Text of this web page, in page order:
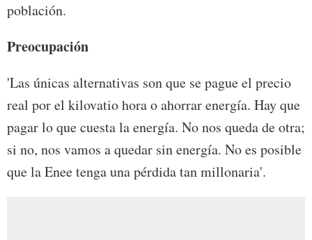
población.
Preocupación
'Las únicas alternativas son que se pague el precio
real por el kilovatio hora o ahorrar energía. Hay que
pagar lo que cuesta la energía. No nos queda de otra;
si no, nos vamos a quedar sin energía. No es posible
que la Enee tenga una pérdida tan millonaria'.